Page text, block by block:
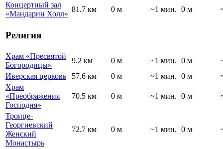
Концертный зал
«Мандарин Холл»
81.7 км 0 м ~1 мин. 0 м
Религия
Храм «Пресвятой
Богородицы»
9.2 км 0 м ~1 мин. 0 м
Иверская церковь
57.6 км 0 м ~1 мин. 0 м
Храм
«Преображения
Господня»
70.5 км 0 м ~1 мин. 0 м
Троице-
Георгиевский
Женский
Монастырь
72.7 км 0 м ~1 мин. 0 м